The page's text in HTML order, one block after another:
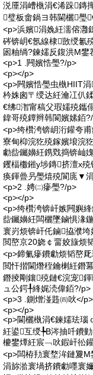
涚厜涓嶆槸涓€浠跺鏄
璧板畬鍋ヨ韩閫欐璺
<p>浜嬪涓婏紝濡傛
硶锛岄€氬線棣敳绶氱
囦粙绱?鍊嬬反鍑洪Μ鐢
<p>1 .闁嬪悎璺?/p>
<p></p>
<p>闁嬪悎璺虫槸HIIT
枔姝囪〒绶达紝瀹冮仈
€绋潪甯稿父瑕嬬殑鑴
鍏哥殑鐔辫韩閬嬪嫊銆
<p>绔欑洿锛岄洐鑵夸
寮甸枊浣犵殑鎵嬪埌浣
勮啙钃嬶紝鎸戣捣锛屾
钁楅櫢鎺у埗鏄挤澶х
痪鍕曡叧璺熺殑閬庣▼
<p>2 .娉㈡瘮璺?/p>
<p></p>
<p>绔欑洿锛屽嫉闁嬩
啙钃嬶紝闆欐墜鏀惧湪
寰岃烦锛屽仛鏀拹濮
閲嶅京20娆￠畱姣旇烦
<p>鍗氭瘮鐨勮烦韬嶅
閲忓揩閫熸秷鑰楋紝鐕
鐕掕剛鑲殑鏈€浣宠
ュ公鍔╀綘娓涜偉銆?/p>
<p>3 .鍘熷湴韪㈣吙</p>
<p></p>
<p>閫欐槸涓€鍊嬬珐瑙
紝鍙互绶╄В涔抽吀鐨
櫦鐢燂紝宸﹁吙鍜屽彸
<p>闆栫劧寰堥洠鏈夐Μ
涓旀湁寰堝挤鐨勮嚜寰